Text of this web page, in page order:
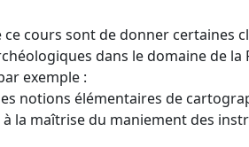
ce cours sont de donner certaines
dans le domaine de
exemple :
notions élémentaires de
la maîtrise du maniement des